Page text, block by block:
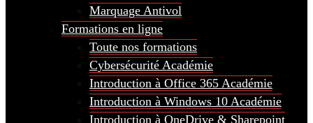
Marquage Antivol
Formations en ligne
Toute nos formations
Cybersécurité Académie
Introduction à Office 365 Académie
Introduction à Windows 10 Académie
Introduction à OneDrive & Sharepoint